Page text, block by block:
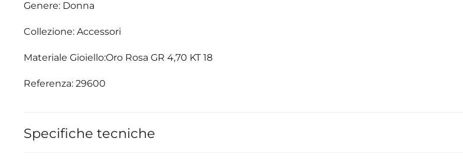
Genere: Donna
Collezione: Accessori
Materiale Gioiello:Oro Rosa GR 4,70 KT 18
Referenza: 29600
Specifiche tecniche